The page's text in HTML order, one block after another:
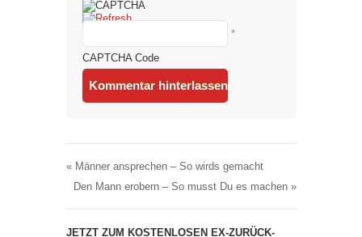
CAPTCHA Code
*
«Männer ansprechen – So wirds gemacht
Den Mann erobern – So musst Du es machen »
JETZT ZUM KOSTENLOSEN EX-ZURÜCK-